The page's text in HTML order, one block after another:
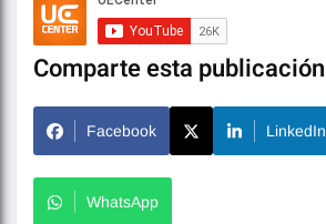
Comparte esta publicación
Facebook LinkedIn
WhatsApp